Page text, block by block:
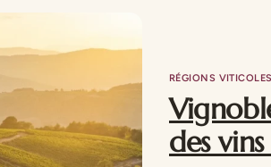
RÉGIONS VITICOLES
des